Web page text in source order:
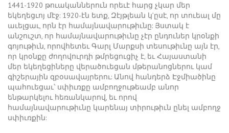
1441-1920 թուականներուն որեւէ հարց չկար մեր
եկեղեցւոյ մէջ: 1920-էն ետք, Զէյթլեան կ’ըսէ, որ տուեալ մը
աւելցաւ, որն էր համայնավարութիւնը: Յստակ է
անշուշտ, որ համայնավարութիւնը չէր ընդուներ կրօնքի
գոյութիւն, որովհետեւ Գարլ Մարքսի տեսութիւնը այն էր,
որ կրօնքը ժողովուրդի թմրեցուցիչ է, եւ Հայաստանի
մեր եկեղեցիները վերածուեցան մթերանոցներու կամ
գիշերային զբօսավայրերու: Անով հանդերձ Էջմիածինը
պահուեցաւ՝ սփիւռքը ամբողջութեամբ անոր
ենթարկելու հեռանկարով, եւ որով
համայնավարութիւնը կարենայ տիրութիւն ընել ամբողջ
սփիւռքին: